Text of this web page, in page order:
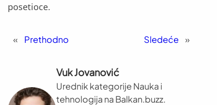
posetioce.
« Prethodno Sledeće »
Vuk Jovanović
Urednik kategorije Nauka i
tehnologija na Balkan.buzz.